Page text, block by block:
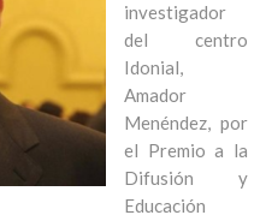
investigador
del centro
Idonial,
Amador
Menéndez, por
el Premio a la
Difusión y
Educación